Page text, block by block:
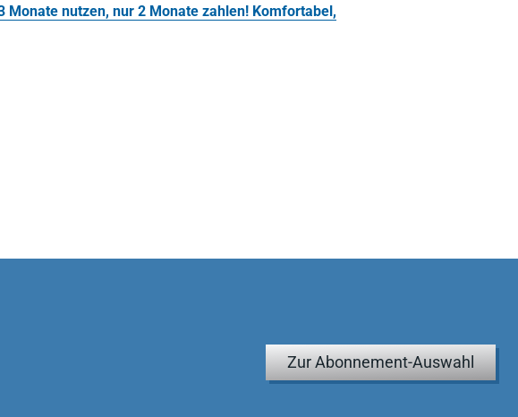
Monate nutzen, nur 2 Monate zahlen! Komfortabel,
Zur Abonnement-Auswahl